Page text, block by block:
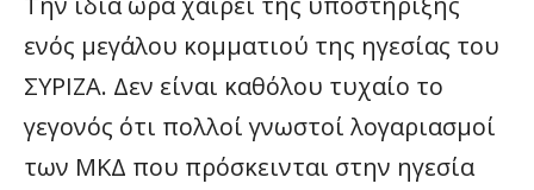
ενός μεγάλου κομματιού της ηγεσίας του
ΣΥΡΙΖΑ. Δεν είναι καθόλου τυχαίο το
γεγονός ότι πολλοί γνωστοί λογαριασμοί
των ΜΚΔ που πρόσκεινται στην ηγεσία